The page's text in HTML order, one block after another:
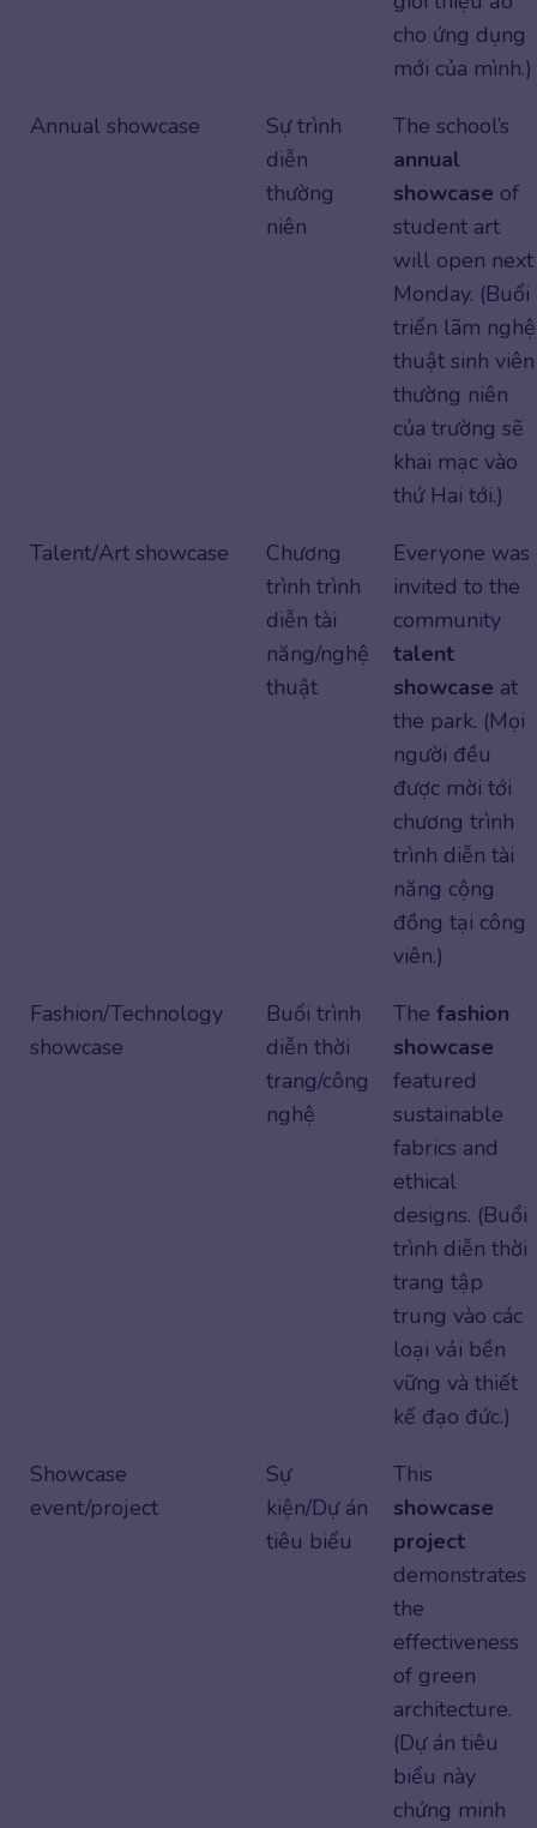
cho ứng dụng
mới của mình.)
Annual showcase
Sự trình
diễn
thường
niên
The school’s
annual
showcase of
student art
will open next
Monday. (Buổi
triển lãm nghệ
thuật sinh viên
thường niên
của trường sẽ
khai mạc vào
thứ Hai tới.)
Talent/Art showcase
Chương
trình trình
diễn tài
năng/nghệ
thuật
Everyone was
invited to the
community
talent
showcase at
the park. (Mọi
người đều
được mời tới
chương trình
trình diễn tài
năng cộng
đồng tại công
viên.)
Fashion/Technology
showcase
Buổi trình
diễn thời
trang/công
nghệ
The fashion
showcase
featured
sustainable
fabrics and
ethical
designs. (Buổi
trình diễn thời
trang tập
trung vào các
loại vải bền
vững và thiết
kế đạo đức.)
Showcase
event/project
Sự
kiện/Dự án
tiêu biểu
This
showcase
project
demonstrates
the
effectiveness
of green
architecture.
(Dự án tiêu
biểu này
chứng minh